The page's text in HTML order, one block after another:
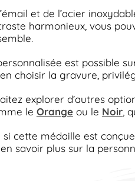
et de l’acier
harmonieux, vous
est possible
choisir la gravure,
explorer d’autres
le Orangeou le Noir,
si cette médaille est
savoir plus sur la